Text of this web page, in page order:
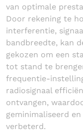
van optimale
Door rekening te
interferentie,
bandbreedte, kan
gekozen om een
tot stand te
frequentie-
radiosignaal
ontvangen,
geminimaliseerd
verbeterd.